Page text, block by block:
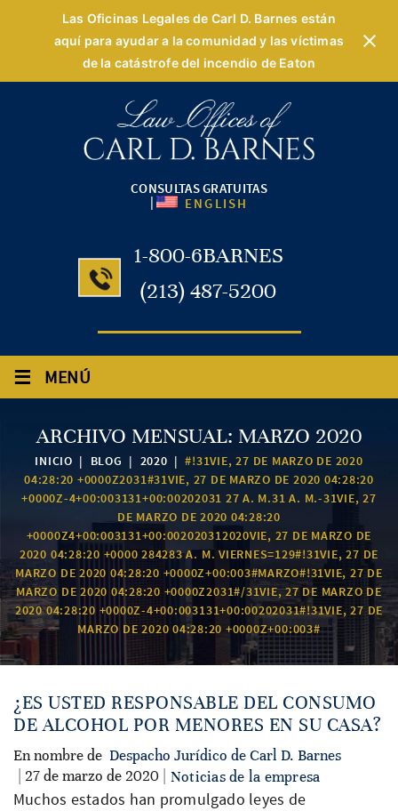
Las Oficinas Legales de Carl D. Barnes están
aquí para ayudar a la comunidad y las víctimas
de la catástrofe del incendio de Eaton
CONSULTAS GRATUITAS
| ENGLISH
1-800-6BARNES
(213) 487-5200
≡ MENÚ
ARCHIVO MENSUAL: MARZO 2020
INICIO | BLOG | 2020 |#!31VIE, 27 DE MARZO DE 2020
04:28:20 +0000Z2031#31VIE, 27 DE MARZO DE 2020 04:28:20
+0000Z-4+00:003131+00:00202031 27 A. M.31 A. M.-31VIE, 27
DE MARZO DE 2020 04:28:20
+0000Z4+00:003131+00:002020312020VIE, 27 DE MARZO DE
2020 04:28:20 +0000 284283 A. M. VIERNES=129#!31VIE, 27 DE
MARZO DE 2020 04:28:20 +0000Z+00:003#MARZO#!31VIE, 27 DE
MARZO DE 2020 04:28:20 +0000Z2031#/31VIE, 27 DE MARZO DE
2020 04:28:20 +0000Z-4+00:003131+00:00202031#!31VIE, 27 DE
MARZO DE 2020 04:28:20 +0000Z+00:003#
¿ES USTED RESPONSABLE DEL CONSUMO
DE ALCOHOL POR MENORES EN SU CASA?
En nombre de Despacho Jurídico de Carl D. Barnes
| 27 de marzo de 2020 |
Noticias de la empresa
Muchos estados han promulgado leyes de